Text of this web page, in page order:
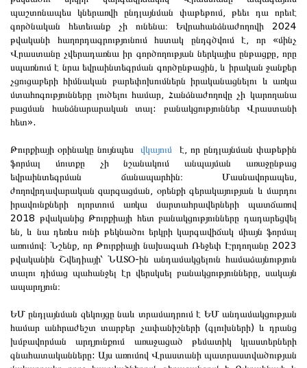
պաշտոնապես կներառվի ընդլայնման փաթեթում, թեեւ դա որեւէ
գործնական հետեւանք չի ունենա։ Եվրահանձնաժողովի 2024
թվականի հաղորդագրությունում հստակ ընդգծվում է, որ «մինչ
Վրաստանը չվերադառնա իր գործողության ներկայիս ընթացքը, որը
սպառնում է նրա եվրաինտեգրման գործընթացին, և իրական ջանքեր
չցուցաբերի հիմնական բարեփոխումներն իրականացնելու և առկա
մտահոգությունները լուծելու համար, Հանձնաժողովը չի կարողանա
բացման հանձնարարական տալ: բանակցություններ Վրաստանի
հետ».
Թուրքիայի օրինակը նույնպեսվկայում է, որ ընդլայնման փաթեթին
ֆորմալ մուտքը չի նշանակում անպայման առաջընթաց
եվրաինտեգրման ճանապարհին։ Մասնավորապես,
ժողովրդավարական զարգացման, օրենքի գերակայության և մարդու
իրավունքների ոլորտում առկա մարտահրավերների պատճառով
2018 թվականից Թուրքիայի հետ բանակցությունները դադարեցվել
են, և նա դեռևս ունի թեկնածու երկրի կարգավիճակ միայն ֆորմալ
առումով։ Նշենք, որ Թուրքիայի նախագահ Ռեջեփ Էրդողանը 2023
թվականին Շվեդիայի՝ ՆԱՏՕ-ին անդամակցելուն համաձայնություն
տալու դիմաց պահանջել էր վերսկսել բանակցությունները, սակայն
ապարդյուն։
ԵՄ ընդլայնման զեկույցը նաև տրամադրում է ԵՄ անդամակցության
համար անհրաժեշտ տարբեր չափանիշների (գլուխների) և դրանց
խմբավորման արդյունքում առաջացած թեմատիկ կլաստերների
գնահատականները: Այս առումով Վրաստանի պատրաստվածության